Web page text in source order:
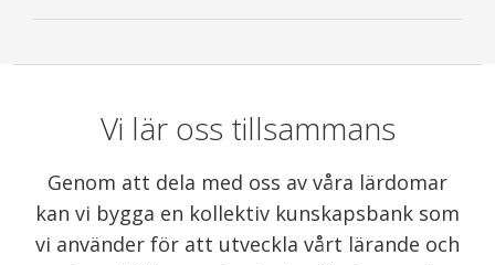
Vi lär oss tillsammans
Genom att dela med oss av våra lärdomar
kan vi bygga en kollektiv kunskapsbank som
vi använder för att utveckla vårt lärande och